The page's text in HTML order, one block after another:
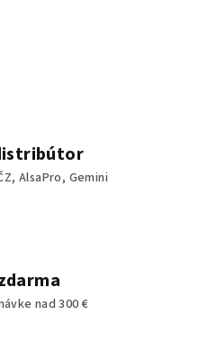
AlsaPro, Gemini
nad 300 €